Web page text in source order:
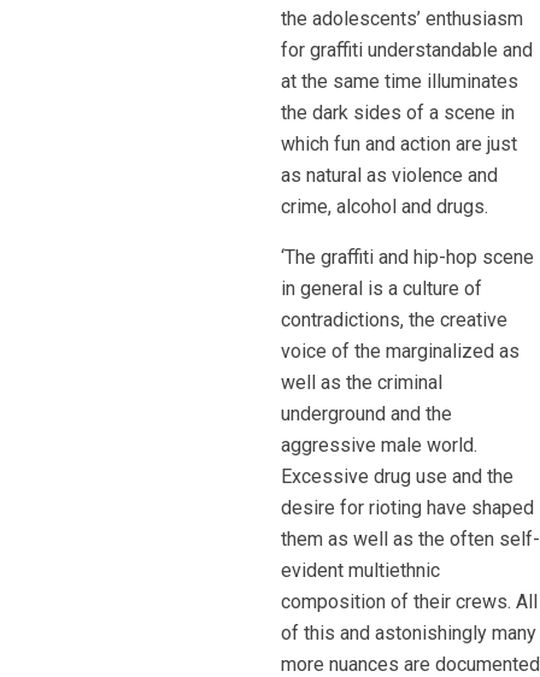
the adolescents’ enthusiasm
for graffiti understandable and
at the same time illuminates
the dark sides of a scene in
which fun and action are just
as natural as violence and
crime, alcohol and drugs.
‘The graffiti and hip-hop scene
in general is a culture of
contradictions, the creative
voice of the marginalized as
well as the criminal
underground and the
aggressive male world.
Excessive drug use and the
desire for rioting have shaped
them as well as the often self-
evident multiethnic
composition of their crews. All
of this and astonishingly many
more nuances are documented